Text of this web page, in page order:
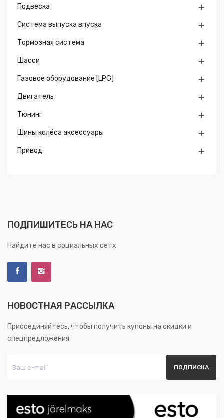
Подвеска 
Система выпуска впуска 
Тормозная система 
Шасси 
Газовое оборудование [LPG] 
Двигатель 
Тюнинг 
Шины колёса аксессуары 
Привод 
ПОДПИШИТЕСЬ НА НАС
Найдите нас в социальных сетх
НОВОСТНАЯ РАССЫЛКА
Присоединяйтесь, чтобы получить купоны на скидки и
спецпредложения